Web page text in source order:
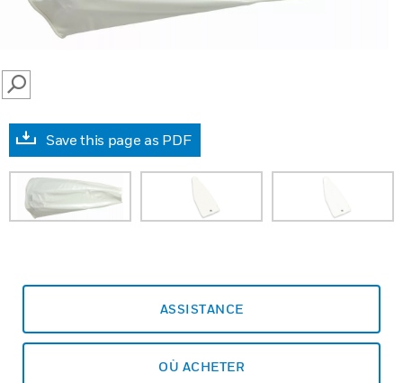
SEARCH
Save this page as PDF
ASSISTANCE
OÙ ACHETER